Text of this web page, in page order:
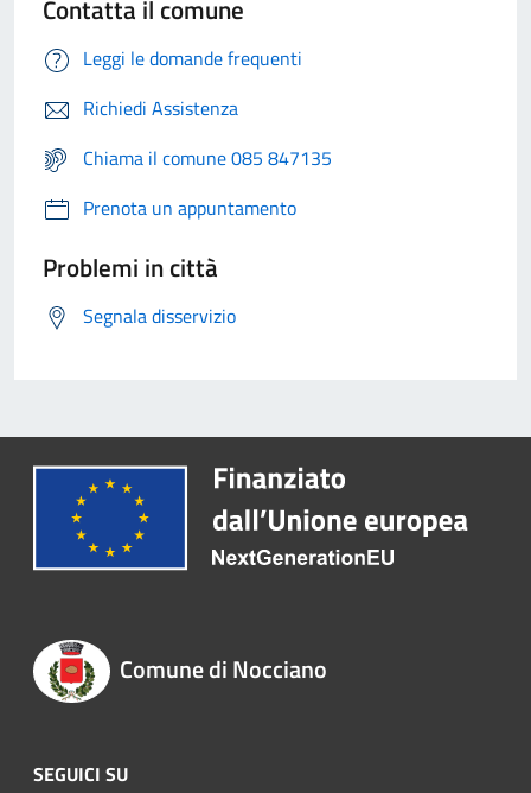
Contatta il comune
Leggi le domande frequenti
Richiedi Assistenza
Chiama il comune 085 847135
Prenota un appuntamento
Problemi in città
Segnala disservizio
Comune di Nocciano
SEGUICI SU